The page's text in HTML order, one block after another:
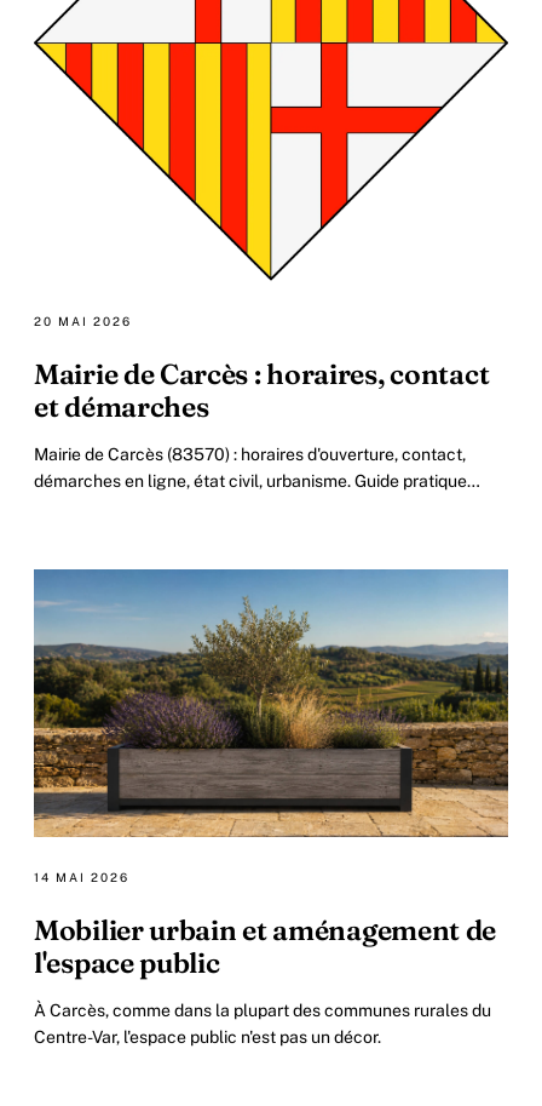
20 MAI 2026
Mairie de Carcès : horaires, contact
et démarches
Mairie de Carcès (83570) : horaires d'ouverture, contact,
démarches en ligne, état civil, urbanisme. Guide pratique
14 MAI 2026
Mobilier urbain et aménagement de
l'espace public
À Carcès, comme dans la plupart des communes rurales du
Centre-Var, l'espace public n'est pas un décor.